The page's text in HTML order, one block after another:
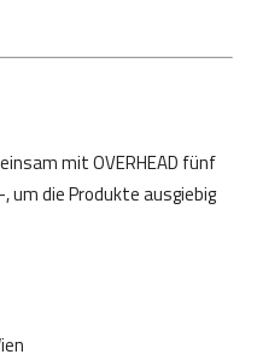
mit OVERHEAD fünf
um die Produkte ausgiebig